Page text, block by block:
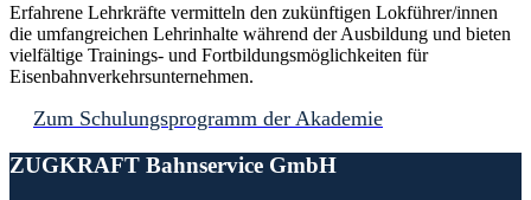
Erfahrene Lehrkräfte vermitteln den zukünftigen Lokführer/innen
die umfangreichen Lehrinhalte während der Ausbildung und bieten
vielfältige Trainings- und Fortbildungsmöglichkeiten für
Eisenbahnverkehrsunternehmen.
Zum Schulungsprogramm der Akademie
ZUGKRAFT Bahnservice GmbH